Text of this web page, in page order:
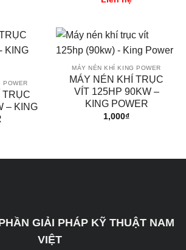
POWER
TRỤC
– KING
MÁY NÉN KHÍ KING POWER
MÁY NÉN KHÍ TRỤC
VÍT 125HP 90KW –
KING POWER
1,000₫
GIẢI PHÁP KỸ THUẬT NAM
VIỆT